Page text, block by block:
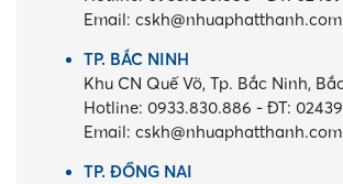
Email:cskh@nhuaphatthanh.com
TP. BẮC NINH
Khu CN Quế Võ, Tp. Bắc Ninh,
Hotline: 0933.830.886 -ĐT:
Email:cskh@nhuaphatthanh.com
TP. ĐỒNG NAI